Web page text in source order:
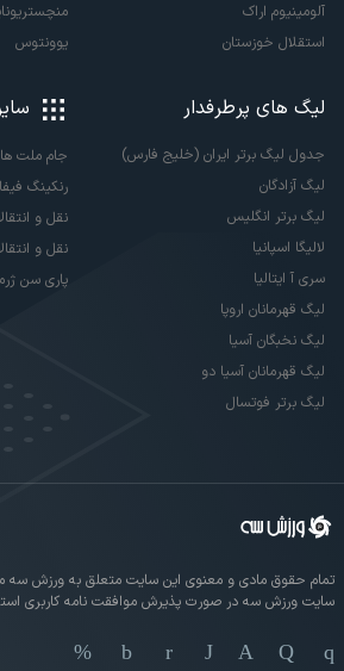
آلومینیوم اراک
استقلال خوزستان
یوونتوس
لیگ های پرطرفدار
جدول لیگ برتر ایران (خلیج فارس)
لیگ آزادگان
لیگ برتر انگلیس
لالیگا اسپانیا
سری آ ایتالیا
لیگ قهرمانان اروپا
لیگ نخبگان آسیا
لیگ قهرمانان آسیا دو
لیگ برتر فوتسال
جام ملت
رنکینگ فیفا
نقل و
نقل و
پاری سن
تمام حقوق مادی و معنوی این سایت متعلق به ورزش سه
سایت ورزش سه در صورت پذیرش موافقت نامه کاربری